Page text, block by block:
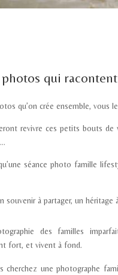
photos qui
qu’on crée ensemble, vous
revivre ces petits bouts de
séance photo famille
souvenir à partager, un héritage
des familles
fort, et vivent à fond.
cherchez unephotographe